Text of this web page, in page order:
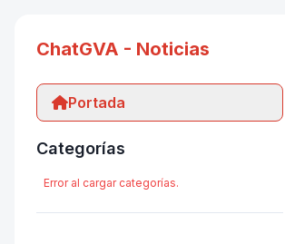
ChatGVA - Noticias
Portada
Categorías
Error al cargar categorías.